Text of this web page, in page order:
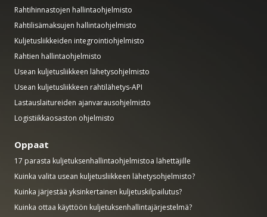
Rahtihinnastojen hallintaohjelmisto
Rahtilisämaksujen hallintaohjelmisto
Kuljetusliikkeiden integrointiohjelmisto
Rahtien hallintaohjelmisto
Usean kuljetusliikkeen lähetysohjelmisto
Usean kuljetusliikkeen rahtilähetys-API
Lastauslaitureiden ajanvarausohjelmisto
Logistiikkaosaston ohjelmisto
Oppaat
17 parasta kuljetuksenhallintaohjelmistoa lähettäjille
Kuinka valita usean kuljetusliikkeen lähetysohjelmisto?
Kuinka järjestää yksinkertainen kuljetuskilpailutus?
Kuinka ottaa käyttöön kuljetuksenhallintajärjestelmä?